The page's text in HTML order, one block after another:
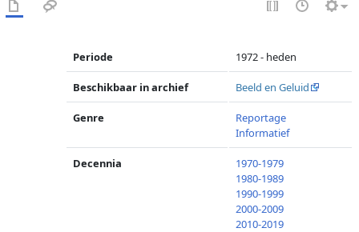
Periode 1972 - heden
Beschikbaar in archief Beeld en Geluid
Genre
Reportage
Informatief
Decennia
1970-1979
1980-1989
1990-1999
2000-2009
2010-2019